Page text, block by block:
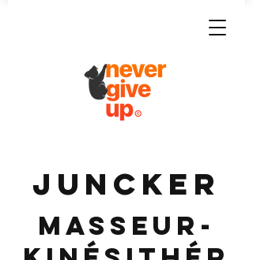
JUNCKER
Masseur-